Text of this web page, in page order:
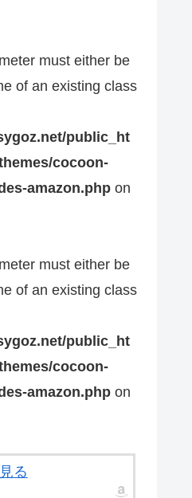
must either be
of an existing class
public_ht
cocoon-
amazon.php on
must either be
of an existing class
public_ht
cocoon-
amazon.php on
る